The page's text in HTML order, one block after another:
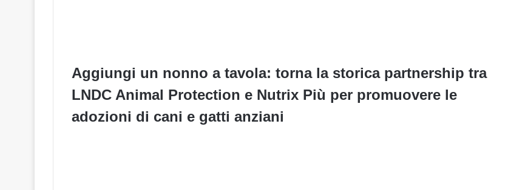
Aggiungi un nonno a tavola: torna la storica partnership tra
LNDC Animal Protection e Nutrix Più per promuovere le
adozioni di cani e gatti anziani